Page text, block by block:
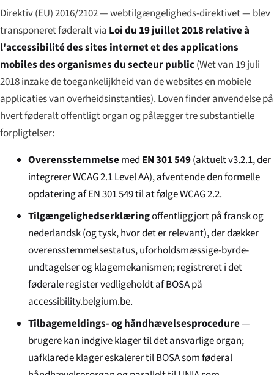
Direktiv (EU) 2016/2102 — webtilgængeligheds-direktivet — blev
transponeret føderalt via Loi du 19 juillet 2018 relative à
l'accessibilité des sites internet et des applications
mobiles des organismes du secteur public(Wet van 19 juli
2018 inzake de toegankelijkheid van de websites en mobiele
applicaties van overheidsinstanties). Loven finder anvendelse på
hvert føderalt offentligt organ og pålægger tre substantielle
forpligtelser:
Overensstemmelsemed EN 301 549(aktuelt v3.2.1, der
integrerer WCAG 2.1 Level AA), afventende den formelle
opdatering af EN 301 549 til at følge WCAG 2.2.
Tilgængelighedserklæringoffentliggjort på fransk og
nederlandsk (og tysk, hvor det er relevant), der dækker
overensstemmelsestatus, uforholdsmæssige-byrde-
undtagelser og klagemekanismen; registreret i det
føderale register vedligeholdt af BOSA på
accessibility.belgium.be.
Tilbagemeldings- og håndhævelsesprocedure—
brugere kan indgive klager til det ansvarlige organ;
uafklarede klager eskalerer til BOSA som føderal